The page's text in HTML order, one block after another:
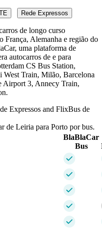
Rede Expressos
de longo curso
França, Alemanha e região do
uma plataforma de
autocarros de e para
CS Bus Station,
Train, Milão, Barcelona
Airport 3, Annecy Train,
Expressos and FlixBus de
de Leiria para Porto por bus.
BlaBlaCar
Bus